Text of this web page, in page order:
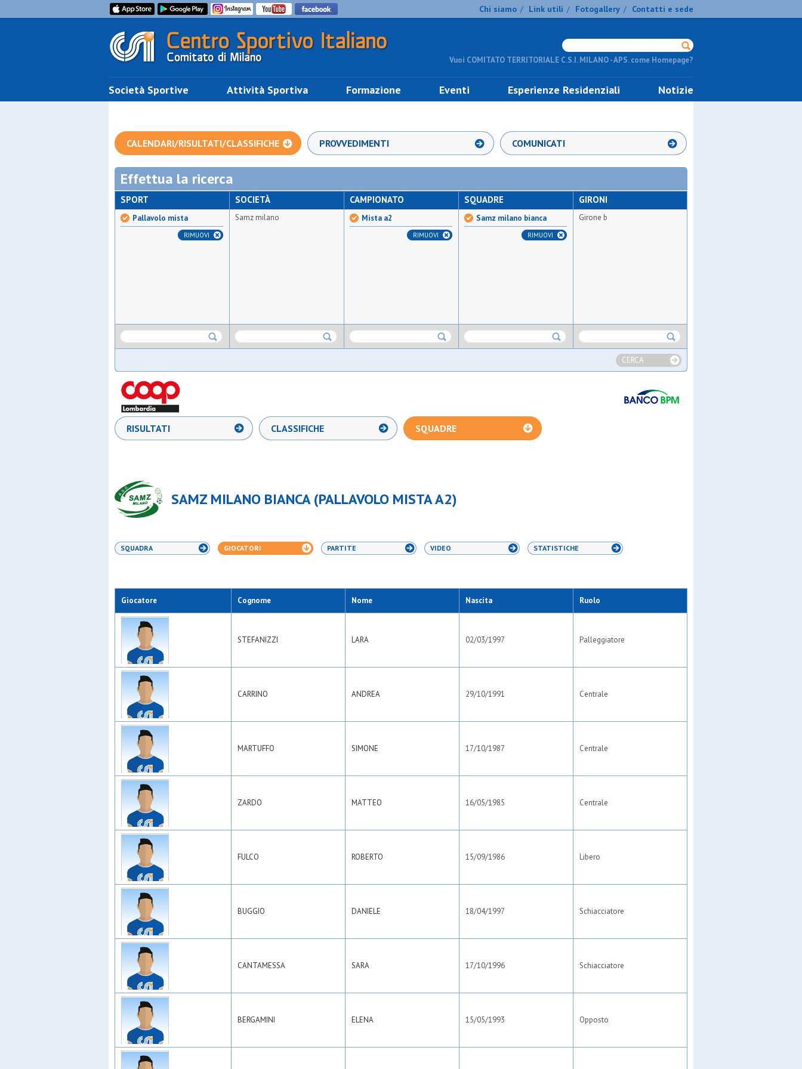
Chi siamo / Link utili / Fotogallery / Contatti e sede
Vuoi COMITATO TERRITORIALE C.S.I. MILANO - APS. come Homepage?
Società Sportive Attività Sportiva Formazione Eventi Esperienze Residenziali Notizie
CALENDARI/RISULTATI/CLASSIFICHE PROVVEDIMENTI COMUNICATI
Effettua la ricerca
SPORT
Pallavolo mista
RIMUOVI
SOCIETÀ
Samz milano
CAMPIONATO
Mista a2
RIMUOVI
SQUADRE
Samz milano bianca
RIMUOVI
GIRONI
Girone b
CERCA
RISULTATI CLASSIFICHE SQUADRE
SAMZ MILANO BIANCA (PALLAVOLO MISTA A2)
SQUADRA GIOCATORI PARTITE VIDEO STATISTICHE
Giocatore Cognome Nome Nascita Ruolo
STEFANIZZI LARA 02/03/1997 Palleggiatore
CARRINO ANDREA 29/10/1991 Centrale
MARTUFFO SIMONE 17/10/1987 Centrale
ZARDO MATTEO 16/05/1985 Centrale
FULCO ROBERTO 15/09/1986 Libero
BUGGIO DANIELE 18/04/1997 Schiacciatore
CANTAMESSA SARA 17/10/1996 Schiacciatore
BERGAMINI ELENA 15/05/1993 Opposto